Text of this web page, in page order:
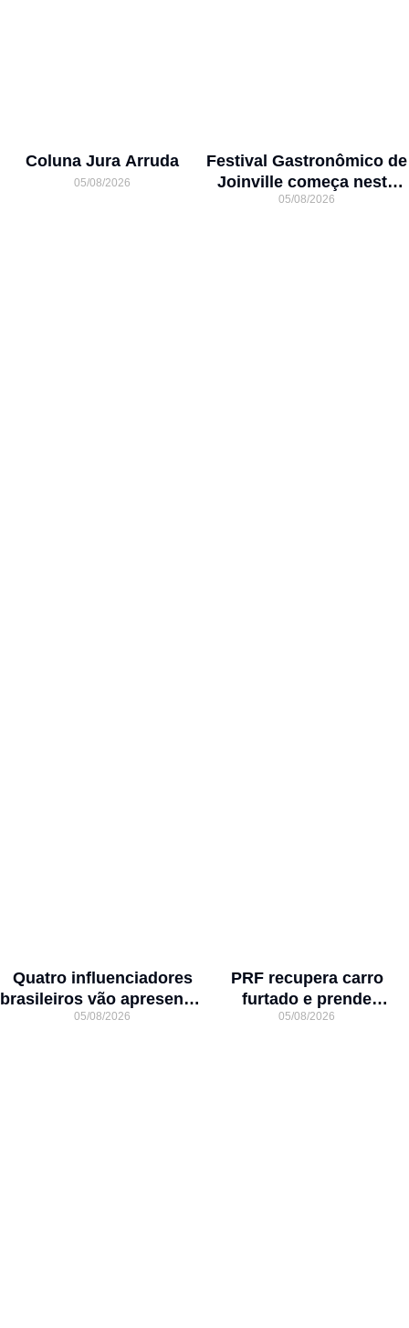
Coluna Jura Arruda
05/08/2026
Festival Gastronômico de
Joinville começa nesta
quarta-feira com menus
05/08/2026
Quatro influenciadores
brasileiros vão apresentar
Joinville para mais de 3
05/08/2026
PRF recupera carro
furtado e prende
motorista na BR-101 em
05/08/2026